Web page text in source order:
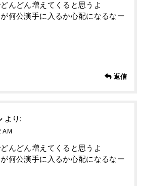
んどん増えてくると思うよ
何公演手に入るか心配になるなー
返信
より:
AM
んどん増えてくると思うよ
何公演手に入るか心配になるなー